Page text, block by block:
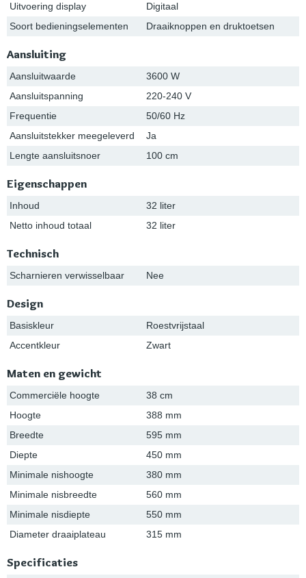
Uitvoering display
Digitaal
Soort bedieningselementen
Draaiknoppen en druktoetsen
Aansluiting
Aansluitwaarde
3600 W
Aansluitspanning
220-240 V
Frequentie
50/60 Hz
Aansluitstekker meegeleverd
Ja
Lengte aansluitsnoer
100 cm
Eigenschappen
Inhoud
32 liter
Netto inhoud totaal
32 liter
Technisch
Scharnieren verwisselbaar Nee
Design
Basiskleur
Roestvrijstaal
Accentkleur
Zwart
Maten en gewicht
Commerciële hoogte
38 cm
Hoogte
388 mm
Breedte
595 mm
Diepte
450 mm
Minimale nishoogte
380 mm
Minimale nisbreedte
560 mm
Minimale nisdiepte
550 mm
Diameter draaiplateau
315 mm
Specificaties